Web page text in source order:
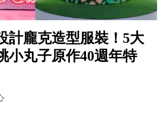
計龐克造型服裝！5大
小丸子原作40週年特